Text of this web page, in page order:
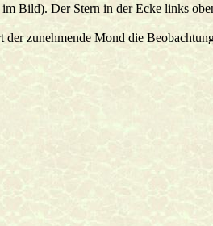
Bild). Der Stern in der Ecke links
der zunehmende Mond die